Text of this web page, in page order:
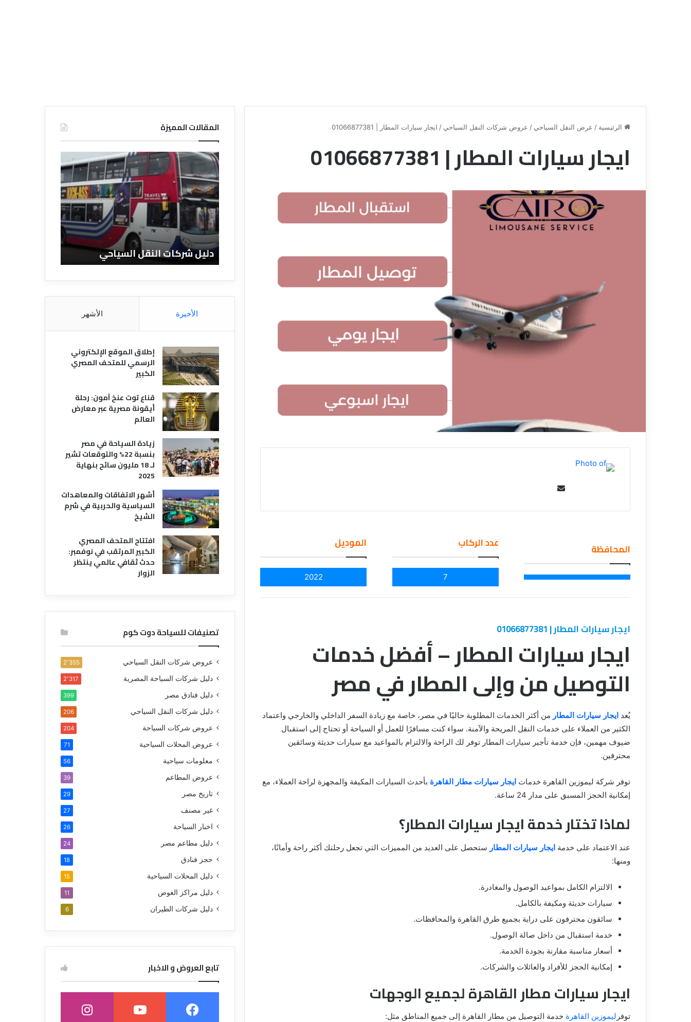
الرئيسية / عرض النقل السياحي / عروض شركات النقل السياحي / ايجار سيارات المطار | 01066877381
ايجار سيارات المطار | 01066877381
المحافظة عدد الركاب
7
الموديل
2022
ايجار سيارات المطار | 01066877381
ايجار سيارات المطار – أفضل خدمات
التوصيل من وإلى المطار في مصر
يُعد ايجار سيارات المطار من أكثر الخدمات المطلوبة حاليًا في مصر، خاصة مع زيادة السفر الداخلي والخارجي واعتماد
الكثير من العملاء على خدمات النقل المريحة والآمنة. سواء كنت مسافرًا للعمل أو السياحة أو تحتاج إلى استقبال
ضيوف مهمين، فإن خدمة تأجير سيارات المطار توفر لك الراحة والالتزام بالمواعيد مع سيارات حديثة وسائقين
محترفين.
توفر شركة ليموزين القاهرة خدمات ايجار سيارات مطار القاهرة بأحدث السيارات المكيفة والمجهزة لراحة العملاء، مع
إمكانية الحجز المسبق على مدار 24 ساعة.
لماذا تختار خدمة ايجار سيارات المطار؟
عند الاعتماد على خدمة ايجار سيارات المطار ستحصل على العديد من المميزات التي تجعل رحلتك أكثر راحة وأمانًا،
ومنها:
الالتزام الكامل بمواعيد الوصول والمغادرة.
سيارات حديثة ومكيفة بالكامل.
سائقون محترفون على دراية بجميع طرق القاهرة والمحافظات.
خدمة استقبال من داخل صالة الوصول.
أسعار مناسبة مقارنة بجودة الخدمة.
إمكانية الحجز للأفراد والعائلات والشركات.
ايجار سيارات مطار القاهرة لجميع الوجهات
توفر ليموزين القاهرة خدمة التوصيل من مطار القاهرة إلى جميع المناطق مثل:
المقالات المميزة
ق
ن
ة
ل
س
ي
ك
و
م
–
ع
ن
د
ع
ر
ش
ر
ك
ل
ن
ق
ل
س
ي
ا
عروض شركات النقل السياحي
د
ل
ي
ل
ش
ر
ا
ت
ل
ل
س
ح
ي
دليل شركات النقل السياحي
م
ي
الأخيرة الأشهر
إطلاق الموقع الإلكتروني
الرسمي للمتحف المصري
الكبير
قناع توت عنخ آمون: رحلة
أيقونة مصرية عبر معارض
العالم
زيادة السياحة في مصر
بنسبة 22% والتوقعات تشير
لـ 18 مليون سائح بنهاية
2025
أشهر الاتفاقات والمعاهدات
السياسية والحربية في شرم
الشيخ
افتتاح المتحف المصري
الكبير المرتقب في نوفمبر:
حدث ثقافي عالمي ينتظر
الزوار
تصنيفات للسياحة دوت كوم
عروض شركات النقل السياحي 2٬355
دليل شركات السياحة المصرية 2٬317
دليل فنادق مصر 399
دليل شركات النقل السياحي 206
عروض شركات السياحة 204
عروض المحلات السياحية 71
معلومات سياحية 56
عروض المطاعم 39
تاريخ مصر 29
غير مصنف 27
اخبار السياحة 26
دليل مطاعم مصر 24
حجز فنادق 18
دليل المحلات السياحية 15
دليل مراكز الغوص 11
دليل شركات الطيران 6
تابع العروض و الاخبار